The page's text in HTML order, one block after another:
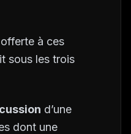
à ces
sous les trois
d’une
dont une